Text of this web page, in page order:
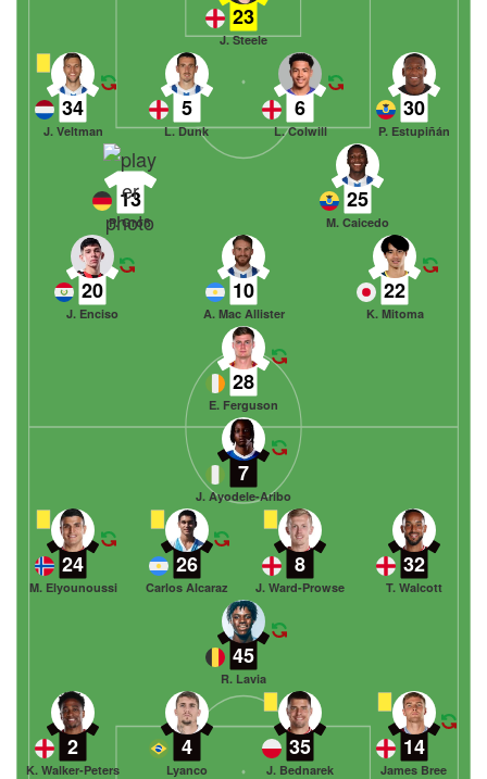
23
J. Steele
30
P. Estupiñán
6
L. Colwill
5
L. Dunk
34
J. Veltman
25
M. Caicedo
13
P. Groß
22
K. Mitoma
10
A. Mac Allister
20
J. Enciso
28
E. Ferguson
2
K. Walker-Peters
4
Lyanco
35
J. Bednarek
14
James Bree
45
R. Lavia
24
M. Elyounoussi
26
Carlos Alcaraz
8
J. Ward-Prowse
32
T. Walcott
7
J. Ayodele-Aribo